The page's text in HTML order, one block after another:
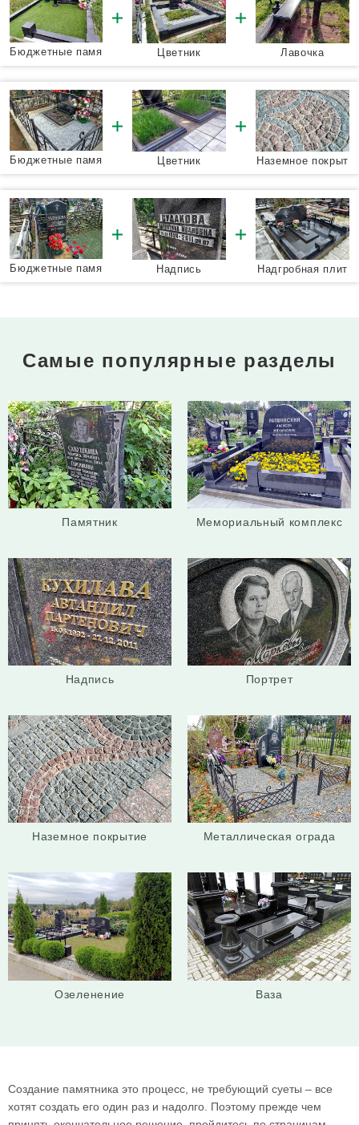
Бюджетные памя
тники
Цветник Лавочка
Бюджетные памя
тники
Цветник
Наземное покрыт
ие
Бюджетные памя
тники
Надпись
Надгробная плит
а
Самые популярные разделы
Памятник Мемориальный комплекс
Надпись Портрет
Наземное покрытие Металлическая ограда
Озеленение Ваза
Создание памятника это процесс, не требующий суеты – все
хотят создать его один раз и надолго. Поэтому прежде чем